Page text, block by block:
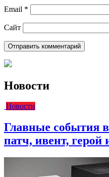
Email *
Сайт
Новости
Новости
Главные события
патч, ивент,